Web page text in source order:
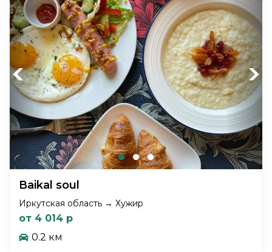
Previous Next
Baikal soul
Иркутская область → Хужир
от 4 014 р
0.2 км